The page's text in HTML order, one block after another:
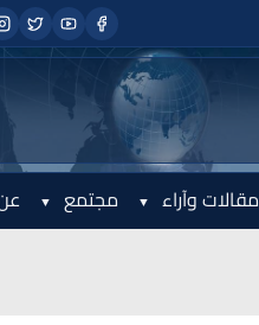
مقالات وآراء مجتمع